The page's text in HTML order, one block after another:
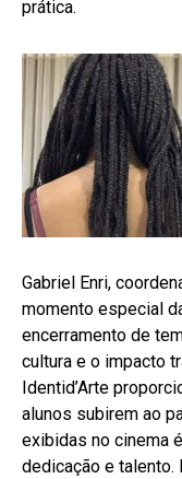
prática.
Gabriel Enri,
momento especial
encerramento de
cultura e o impacto
Identid’Arte
alunos subirem ao
exibidas no cinema
dedicação e